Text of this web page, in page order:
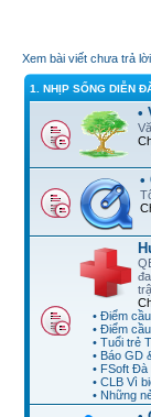
Xem bài viết chưa trả lời
1. NHỊP SỐNG DIỄN
•
•
• Điểm
• Điểm
• Tuổi trẻ
• Báo GD
• FSoft Đà
• CLB Vì
• Những